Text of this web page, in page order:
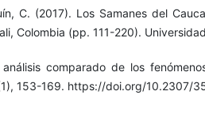
C. (2017). Los Samanes del
Colombia (pp. 111-220).
comparado de los
153-169. https://doi.org/10.2307/